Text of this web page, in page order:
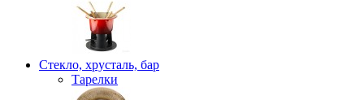
Стекло, хрусталь, бар
Тарелки